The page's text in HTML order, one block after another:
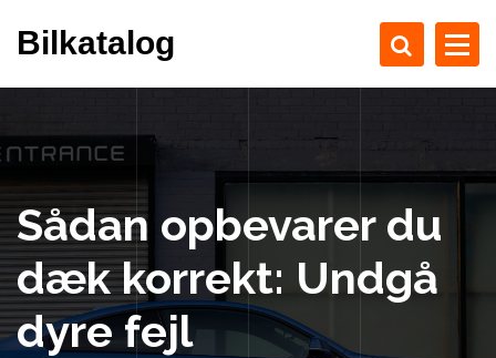
e
e
n
d
h
Bilkatalog
Sådan opbevarer du
dæk korrekt: Undgå
dyre fejl